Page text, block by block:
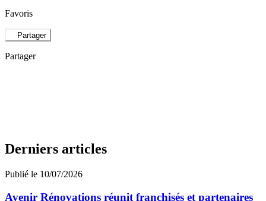
Favoris
Partager
Partager
Derniers articles
Publié le 10/07/2026
Avenir Rénovations réunit franchisés et partenaires